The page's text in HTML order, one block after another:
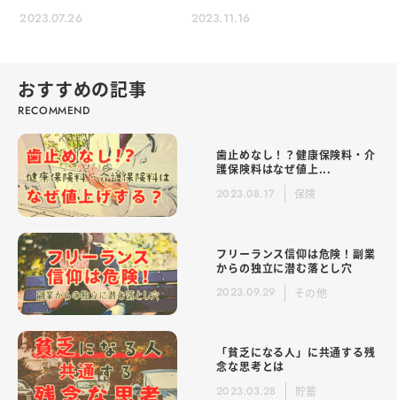
2023.07.26 2023.11.16
おすすめの記事
歯止めなし！？健康保険料・介
護保険料はなぜ値上...
2023.08.17 保険
フリーランス信仰は危険！副業
からの独立に潜む落とし穴
2023.09.29 その他
「貧乏になる人」に共通する残
念な思考とは
2023.03.28 貯蓄